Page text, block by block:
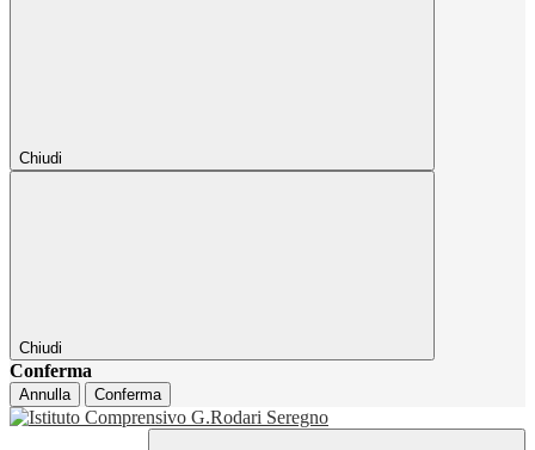
Chiudi
Chiudi
Conferma
Annulla Conferma